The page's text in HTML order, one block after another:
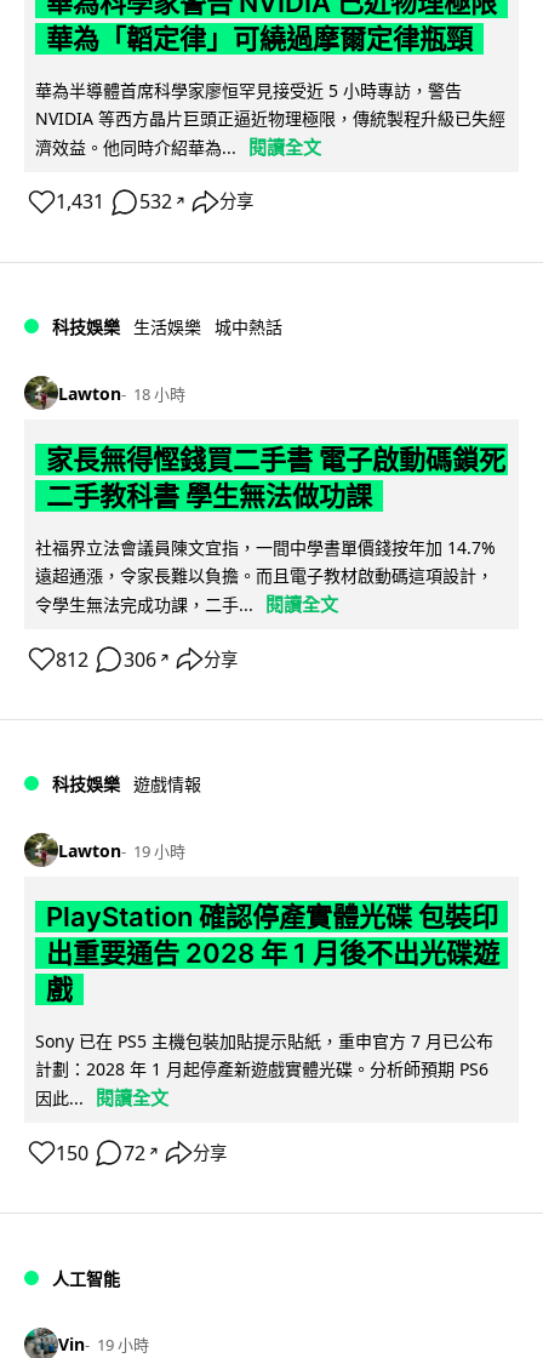
華為「韜定律」可繞過摩爾定律瓶頸
華為半導體首席科學家廖恒罕見接受近 5 小時專訪，警告
NVIDIA 等西方晶片巨頭正逼近物理極限，傳統製程升級已失經
濟效益。他同時介紹華為...
閱讀全文
1,431 532 ↗ 分享
科技娛樂 生活娛樂 城中熱話
Lawton 18 小時
家長無得慳錢買二手書 電子啟動碼鎖死
二手教科書 學生無法做功課
社福界立法會議員陳文宜指，一間中學書單價錢按年加 14.7%
遠超通漲，令家長難以負擔。而且電子教材啟動碼這項設計，
令學生無法完成功課，二手...
閱讀全文
812 306 ↗ 分享
科技娛樂 遊戲情報
Lawton 19 小時
PlayStation 確認停產實體光碟 包裝印
出重要通告 2028 年 1 月後不出光碟遊
戲
Sony 已在 PS5 主機包裝加貼提示貼紙，重申官方 7 月已公布
計劃：2028 年 1 月起停產新遊戲實體光碟。分析師預期 PS6
因此...
閱讀全文
150 72 ↗ 分享
人工智能
Vin 19 小時